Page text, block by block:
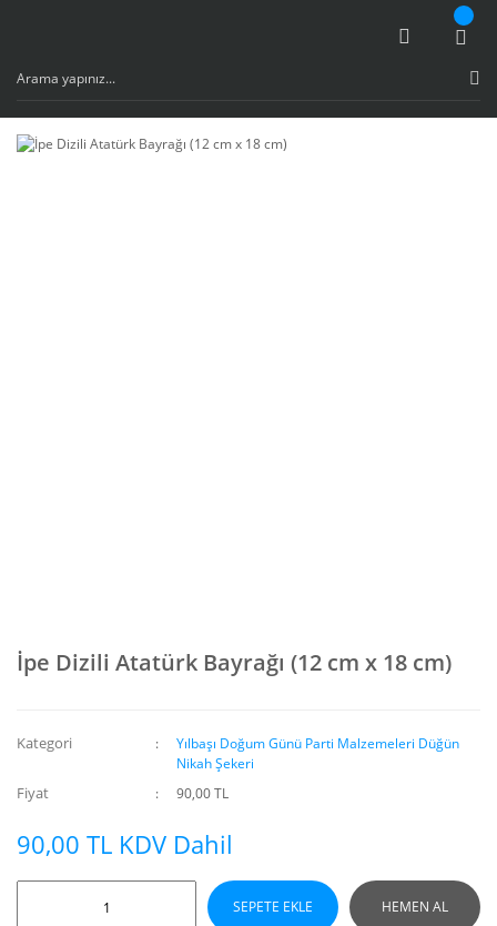
İpe Dizili Atatürk Bayrağı (12 cm x 18 cm)
Kategori
Yılbaşı Doğum Günü Parti Malzemeleri Düğün
Nikah Şekeri
Fiyat 90,00 TL
90,00 TL KDV Dahil
SEPETE EKLE HEMEN AL